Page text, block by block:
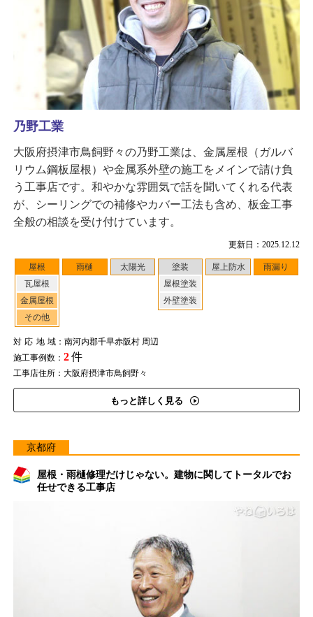
更新日：2025.12.12
屋根
瓦屋根
金属屋根
その他
雨樋 太陽光
塗装
屋根塗装
外壁塗装
屋上防水 雨漏り
対応地域：南河内郡千早赤阪村 周辺
施工事例数： 2件
工事店住所：大阪府摂津市鳥飼野々
もっと詳しく見る
乃野工業
大阪府摂津市鳥飼野々の乃野工業は、金属屋根（ガルバ
リウム鋼板屋根）や金属系外壁の施工をメインで請け負
う工事店です。和やかな雰囲気で話を聞いてくれる代表
が、シーリングでの補修やカバー工法も含め、板金工事
全般の相談を受け付けています。
京都府
屋根・雨樋修理だけじゃない。建物に関してトータルでお
任せできる工事店